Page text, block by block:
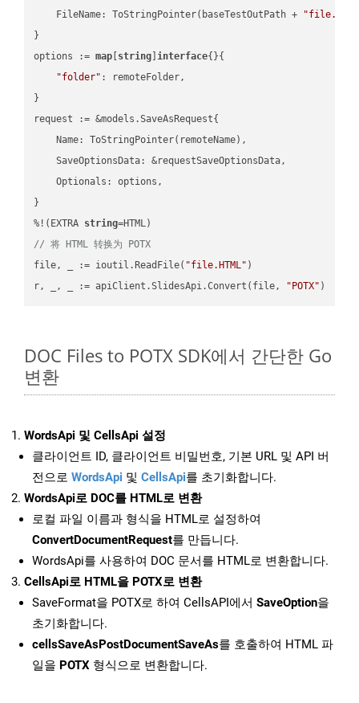
    FileName: ToStringPointer(baseTestOutPath +
"file.DOC"
}
options := map string ]interface{}{
"folder" : remoteFolder,
}
request := &models.SaveAsRequest{
    Name: ToStringPointer(remoteName),
    SaveOptionsData: &requestSaveOptionsData,
    Optionals: options,
}
%!(EXTRA string
// 将 HTML 转换为 POTX
file, _ := ioutil.ReadFile( "file.HTML" )
r, _, _ := apiClient.SlidesApi.Convert(file,
"POTX"
DOC Files to POTX SDK에서 간단한 Go
변환
WordsApi 및 CellsApi 설정
클라이언트 ID, 클라이언트 비밀번호, 기본 URL 및 API 버
전으로 WordsApi 및 CellsApi를 초기화합니다.
WordsApi로 DOC를 HTML로 변환
로컬 파일 이름과 형식을 HTML로 설정하여
ConvertDocumentRequest를 만듭니다.
WordsApi를 사용하여 DOC 문서를 HTML로 변환합니다.
CellsApi로 HTML을 POTX로 변환
SaveFormat을 POTX로 하여 CellsAPI에서 SaveOption을
초기화합니다.
cellsSaveAsPostDocumentSaveAs를 호출하여 HTML 파
일을 POTX 형식으로 변환합니다.